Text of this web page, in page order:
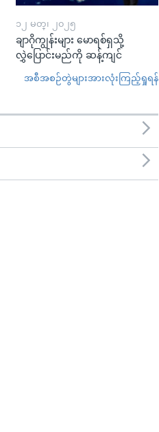
၁၂ မတ္၊ ၂၀၂၅
ချာဂိုကျွန်းများ မောရစ်ရှသို့
လွှဲပြောင်းမည်ကို ဆန့်ကျင်
အစီအစဉ်တွဲများအားလုံးကြည့်ရှုရန်